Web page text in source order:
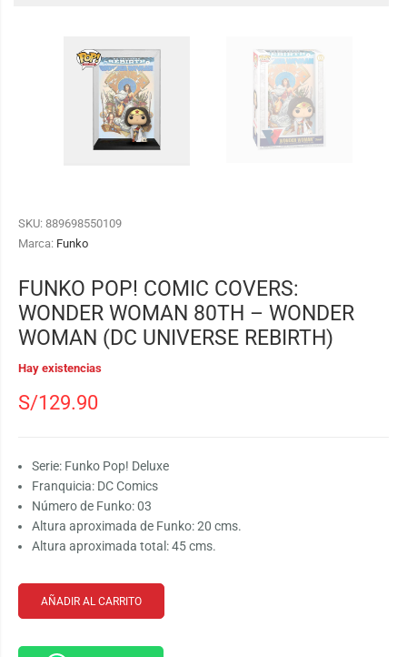
SKU: 889698550109
Marca: Funko
FUNKO POP! COMIC COVERS:
WONDER WOMAN 80TH – WONDER
WOMAN (DC UNIVERSE REBIRTH)
Hay existencias
S/129.90
Serie: Funko Pop! Deluxe
Franquicia: DC Comics
Número de Funko: 03
Altura aproximada de Funko: 20 cms.
Altura aproximada total: 45 cms.
AÑADIR AL CARRITO